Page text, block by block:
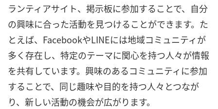
ランティアサイト、掲示板に参加することで、自分
の興味に合った活動を見つけることができます。た
とえば、FacebookやLINEには地域コミュニティが
多く存在し、特定のテーマに関心を持つ人々が情報
を共有しています。興味のあるコミュニティに参加
することで、同じ趣味や目的を持つ人々とつなが
り、新しい活動の機会が広がります。